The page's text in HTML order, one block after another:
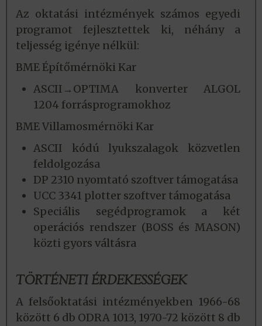
Az oktatási intézmények számos egyedi
programot fejlesztettek ki, néhány a
teljesség igénye nélkül:
BME Építőmérnöki Kar
ASCII→OPTIMA konverter ALGOL
1204 forrásprogramokhoz
BME Villamosmérnöki Kar
ASCII kódú lyukszalagok közvetlen
feldolgozása
DP 2310 nyomtató szoftver támogatása
UCC 3341 plotter szoftver támogatása
Speciális segédprogramok a két
operációs rendszer (BOSS és MASON)
közti gyors váltásra
TÖRTÉNETI ÉRDEKESSÉGEK
A felsőoktatási intézményekben 1966-68
között 6 db ODRA 1013, 1970-72 között 8 db